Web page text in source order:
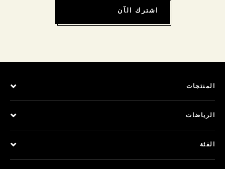
اشترك الآن
المنتجات
الرياضات
الفئة